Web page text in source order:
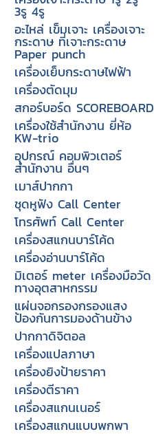
3รู 4รู
อะไหล่ เข็มเจาะ เครื่องเจาะ
กระดาษ ที่เจาะกระดาษ
Paper punch
เครื่องเย็บกระดาษไฟฟ้า
เครื่องตัดมุม
สกอร์บอร์ด SCOREBOARD
เครื่องใช้สำนักงาน ยี่ห้อ
KW-trio
อุปกรณ์ คอมพิวเตอร์
สำนักงาน อื่นๆ
เมาส์ปากกา
ชุดหูฟัง Call Center
โทรศัพท์ Call Center
เครื่องสแกนบาร์โค้ด
เครื่องอ่านบาร์โค้ด
มิเตอร์ meter เครื่องมือวัด
ทางอุตสาหกรรม
แผ่นจอกรองกรองแสง
ป้องกันการมองด้านข้าง
ปากกาดิจิตอล
เครื่องแปลภาษา
เครื่องยิงป้ายราคา
เครื่องตีราคา
เครื่องสแกนเนอร์
เครื่องสแกนแบบพกพา